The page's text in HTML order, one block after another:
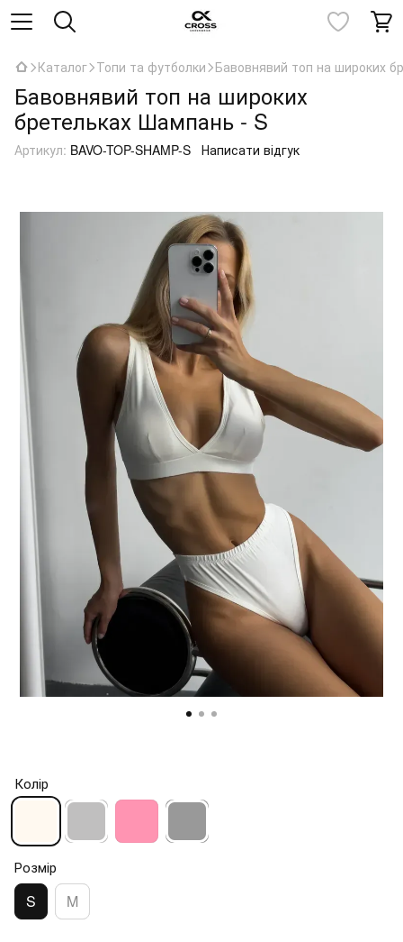
Каталог Топи та футболки Бавовнявий топ на широких
Бавовнявий топ на широких
бретельках Шампань - S
Артикул: BAVO-TOP-SHAMP-S Написати відгук
Колір
Розмір
S M